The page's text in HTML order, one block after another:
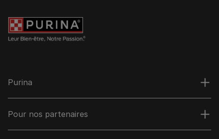
Purina
Pour nos partenaires